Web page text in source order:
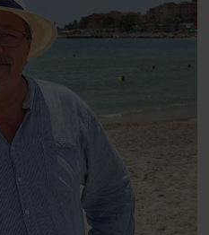
og den
at give slip